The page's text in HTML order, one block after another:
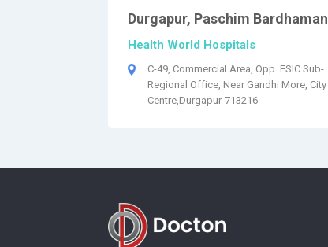
Durgapur, Paschim Bardhaman
Health World Hospitals
C-49, Commercial Area, Opp. ESIC Sub-
Regional Office, Near Gandhi More, City
Centre,Durgapur-713216